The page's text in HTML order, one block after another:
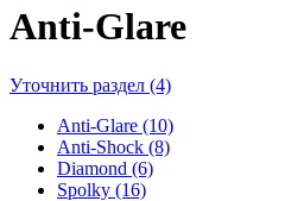
Anti-Glare
Уточнить раздел (4)
Anti-Glare (10)
Anti-Shock (8)
Diamond (6)
Spolky (16)